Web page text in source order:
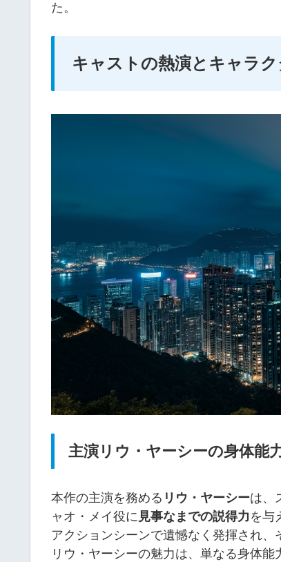
た。
キャストの熱演とキャラ
主演リウ・ヤーシーの身体能
本作の主演を務める リウ・ヤーシーは、
ャオ・メイ役に 見事なまでの説得力 を与
アクションシーンで遺憾なく発揮され、
リウ・ヤーシーの魅力は、単なる身体